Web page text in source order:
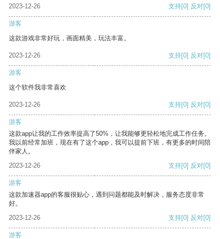
2023-12-26 支持[0] 反对[0]
游客
这款游戏非常好玩，画面精美，玩法丰富。
2023-12-26 支持[0] 反对[0]
游客
这个软件我非常喜欢
2023-12-26 支持[0] 反对[0]
游客
这款app让我的工作效率提高了50%，让我能够更轻松地完成工作任务。
我以前经常加班，现在有了这个app，我可以提前下班，有更多的时间陪
伴家人。
2023-12-26
支持[0] 反对[0]
游客
这款加速器app的客服很贴心，遇到问题都能及时解决，服务态度非常
好。
2023-12-26
支持[0] 反对[0]
游客